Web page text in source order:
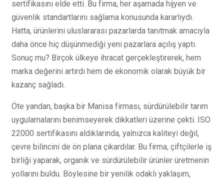
sertifikasını elde etti. Bu firma, her aşamada hijyen ve
güvenlik standartlarını sağlama konusunda kararlıydı.
Hatta, ürünlerini uluslararası pazarlarda tanıtmak amacıyla
daha önce hiç düşünmediği yeni pazarlara açılış yaptı.
Sonuç mu? Birçok ülkeye ihracat gerçekleştirerek, hem
marka değerini artırdı hem de ekonomik olarak büyük bir
kazanç sağladı.
Öte yandan, başka bir Manisa firması, sürdürülebilir tarım
uygulamalarını benimseyerek dikkatleri üzerine çekti. ISO
22000 sertifikasını aldıklarında, yalnızca kaliteyi değil,
çevre bilincini de ön plana çıkardılar. Bu firma, çiftçilerle iş
birliği yaparak, organik ve sürdürülebilir ürünler üretmenin
yollarını buldu. Böylesine bir yenilik odaklı yaklaşım,